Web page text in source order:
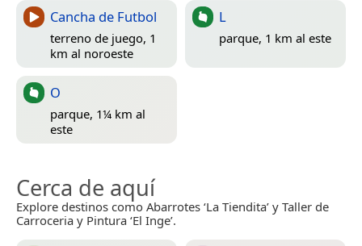
Cancha de Futbol
terreno de juego, 1
km al noroeste
L
parque, 1 km al este
O
parque, 1¼ km al
este
Cerca de aquí
Explore destinos como Abarrotes ‘La Tiendita’ y Taller de
Carroceria y Pintura ‘El Inge’.